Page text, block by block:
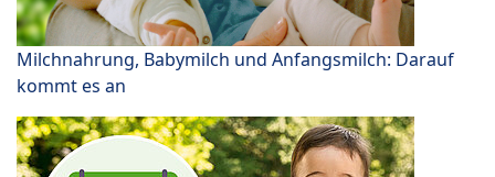
Milchnahrung, Babymilch und Anfangsmilch: Darauf
kommt es an